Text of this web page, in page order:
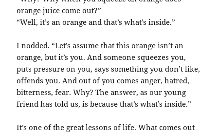
orange juice come out?”
“Well, it’s an orange and that’s what’s inside.”
I nodded. “Let’s assume that this orange isn’t an
orange, but it’s you. And someone squeezes you,
puts pressure on you, says something you don’t like,
offends you. And out of you comes anger, hatred,
bitterness, fear. Why? The answer, as our young
friend has told us, is because that’s what’s inside.”
It’s one of the great lessons of life. What comes out